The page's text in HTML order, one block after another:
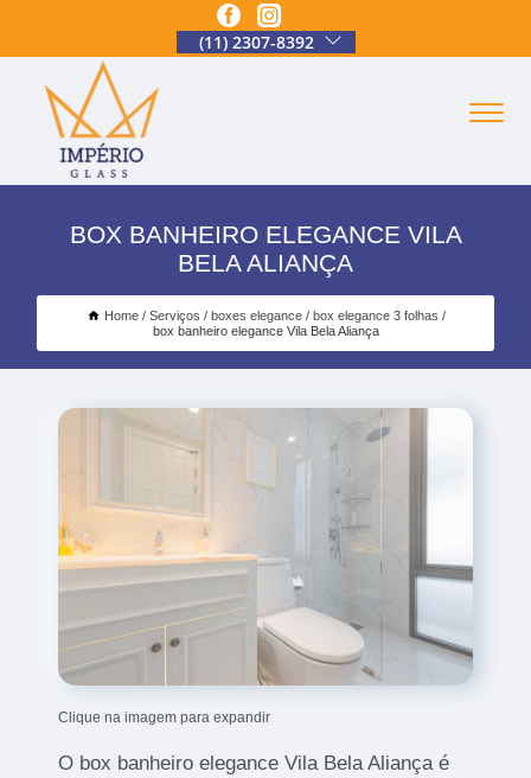
(11) 2307-8392
BOX BANHEIRO ELEGANCE VILA
BELA ALIANÇA
Home Serviços boxes elegance
box elegance 3 folhas
box banheiro elegance Vila Bela Aliança
Clique na imagem para expandir
O box banheiro elegance Vila Bela Aliança é